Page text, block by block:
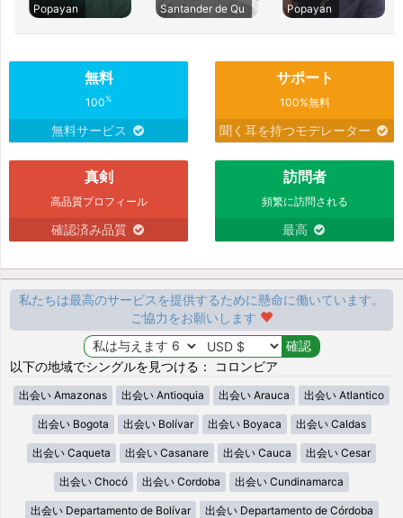
Popayan
Santander de Qu
Popayan
無料
100%
無料サービス
サポート
100%無料
聞く耳を持つモデレーター
真剣
高品質プロフィール
確認済み品質
訪問者
頻繁に訪問される
最高
私たちは最高のサービスを提供するために懸命に働いています。
ご協力をお願いします
以下の地域でシングルを見つける： コロンビア
出会い Amazonas 出会い Antioquia 出会い Arauca 出会い Atlantico
出会い Bogota 出会い Bolívar 出会い Boyaca 出会い Caldas
出会い Caqueta 出会い Casanare 出会い Cauca 出会い Cesar
出会い Chocó 出会い Cordoba 出会い Cundinamarca
出会い Departamento de Bolívar 出会い Departamento de Córdoba